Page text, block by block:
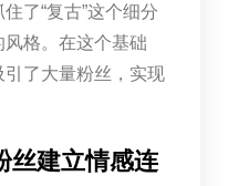
了“复古”这个细分
格。在这个基础
引了大量粉丝，实现
丝建立情感连